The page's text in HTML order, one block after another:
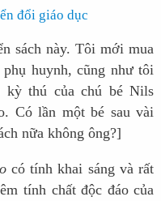
đổi giáo dục
sách này. Tôi mới mua
huynh, cũng như tôi
kỳ thú của chú bé Nils
Có lần một bé sau vài
nữa không ông?]
có tính khai sáng và rất
tính chất độc đáo của